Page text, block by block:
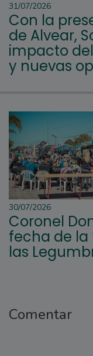
31/07/2026
Con la
de Alvear,
impacto
y nuevas
30/07/2026
Coronel
fecha de la
las
Comentar